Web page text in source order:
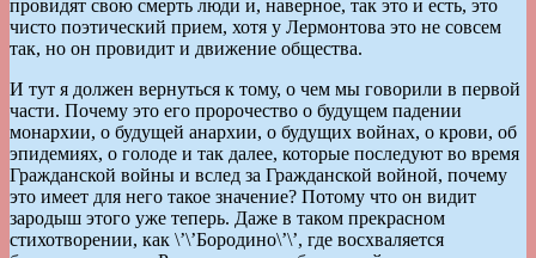
провидят свою смерть люди и, наверное, так это и есть, это
чисто поэтический прием, хотя у Лермонтова это не совсем
так, но он провидит и движение общества.
И тут я должен вернуться к тому, о чем мы говорили в первой
части. Почему это его пророчество о будущем падении
монархии, о будущей анархии, о будущих войнах, о крови, об
эпидемиях, о голоде и так далее, которые последуют во время
Гражданской войны и вслед за Гражданской войной, почему
это имеет для него такое значение? Потому что он видит
зародыш этого уже теперь. Даже в таком прекрасном
стихотворении, как \’\’Бородино\’\’, где восхваляется